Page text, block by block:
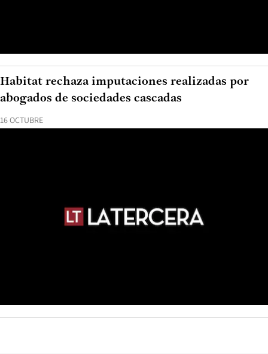
16 OCTUBRE
Habitat rechaza imputaciones realizadas por
abogados de sociedades cascadas